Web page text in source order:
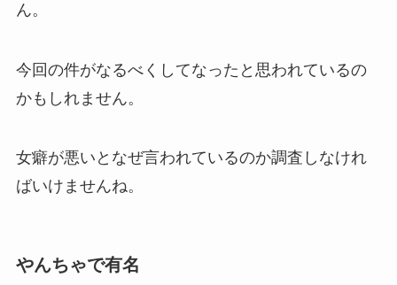
ん。
今回の件がなるべくしてなったと思われているの
かもしれません。
女癖が悪いとなぜ言われているのか調査しなけれ
ばいけませんね。
やんちゃで有名